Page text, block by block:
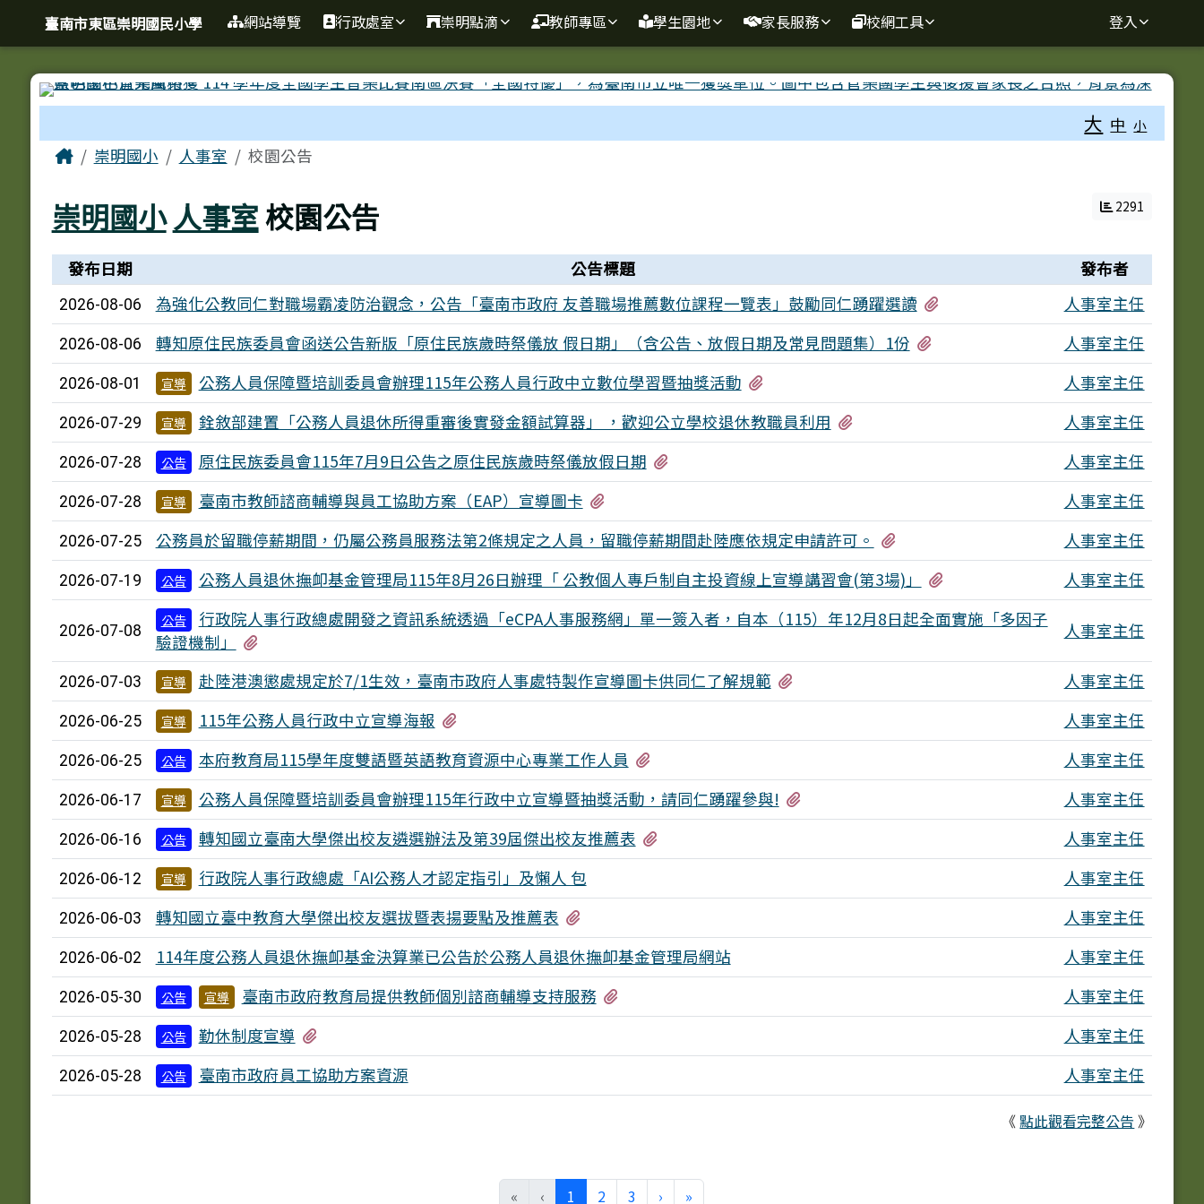
跳至主內容區
臺南市東區崇明國民小學
導覽列臺南市東區崇明國民小學 網站導覽 行政處室 崇明點滴 教師專區 學生園地 家長服務 校網工具 登入
大 中 小
主內容區域
Home崇明國小 人事室 校園公告
崇明國小 人事室校園公告 2291
新聞列表
發布日期 公告標題 發布者
2026-08-06 為強化公教同仁對職場霸凌防治觀念，公告「臺南市政府 友善職場推薦數位課程一覽表」鼓勵同仁踴躍選讀 人事室主任
2026-08-06 轉知原住民族委員會函送公告新版「原住民族歲時祭儀放 假日期」（含公告、放假日期及常見問題集）1份 人事室主任
2026-08-01 宣導 公務人員保障暨培訓委員會辦理115年公務人員行政中立數位學習暨抽獎活動 人事室主任
2026-07-29 宣導 銓敘部建置「公務人員退休所得重審後實發金額試算器」 ，歡迎公立學校退休教職員利用 人事室主任
2026-07-28 公告 原住民族委員會115年7月9日公告之原住民族歲時祭儀放假日期 人事室主任
2026-07-28 宣導 臺南市教師諮商輔導與員工協助方案（EAP）宣導圖卡 人事室主任
2026-07-25 公務員於留職停薪期間，仍屬公務員服務法第2條規定之人員，留職停薪期間赴陸應依規定申請許可。 人事室主任
2026-07-19 公告 公務人員退休撫卹基金管理局115年8月26日辦理「 公教個人專戶制自主投資線上宣導講習會(第3場)」 人事室主任
2026-07-08
公告
行政院人事行政總處開發之資訊系統透過「eCPA人事服務網」單一簽入者，自本（115）年12月8日起全面實施「多因子
驗證機制」
人事室主任
2026-07-03 宣導 赴陸港澳懲處規定於7/1生效，臺南市政府人事處特製作宣導圖卡供同仁了解規範 人事室主任
2026-06-25 宣導 115年公務人員行政中立宣導海報 人事室主任
2026-06-25 公告 本府教育局115學年度雙語暨英語教育資源中心專業工作人員 人事室主任
2026-06-17 宣導 公務人員保障暨培訓委員會辦理115年行政中立宣導暨抽獎活動，請同仁踴躍參與! 人事室主任
2026-06-16 公告 轉知國立臺南大學傑出校友遴選辦法及第39屆傑出校友推薦表 人事室主任
2026-06-12 宣導 行政院人事行政總處「AI公務人才認定指引」及懶人 包 人事室主任
2026-06-03 轉知國立臺中教育大學傑出校友選拔暨表揚要點及推薦表 人事室主任
2026-06-02 114年度公務人員退休撫卹基金決算業已公告於公務人員退休撫卹基金管理局網站 人事室主任
2026-05-30 公告 宣導 臺南市政府教育局提供教師個別諮商輔導支持服務 人事室主任
2026-05-28 公告 勤休制度宣導 人事室主任
2026-05-28 公告 臺南市政府員工協助方案資源 人事室主任
《點此觀看完整公告 》
« ‹ 1 (目前頁次)
2 3 › 下一頁
»
頁尾區域